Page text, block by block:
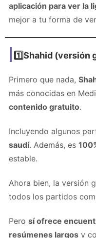
aplicación para ver la
mejor a tu forma de
1️⃣Shahid (versión
Primero que nada,
más conocidas en
contenido gratuito.
Incluyendo algunos
saudí. Además, es
estable.
Ahora bien, la versión
todos los partidos
Pero sí ofrece
resúmenes largos y